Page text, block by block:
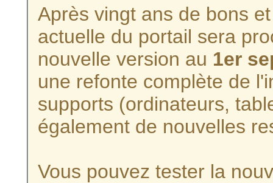
Après vingt ans de bons
actuelle du portail sera
nouvelle version au 1er
une refonte complète de
supports (ordinateurs,
également de nouvelles
Vous pouvez tester la